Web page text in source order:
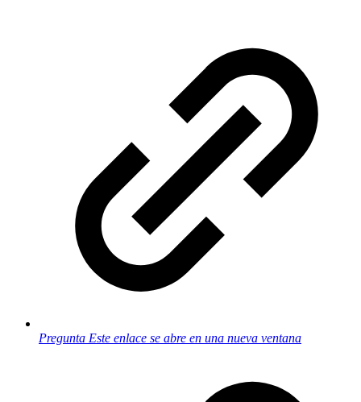
Pregunta Este enlace se abre en una nueva ventana